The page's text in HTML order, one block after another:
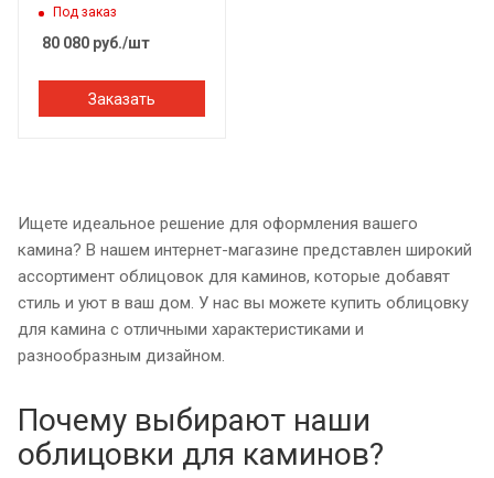
Под заказ
80 080 руб./шт
Заказать
Ищете идеальное решение для оформления вашего
камина? В нашем интернет-магазине представлен широкий
ассортимент облицовок для каминов, которые добавят
стиль и уют в ваш дом. У нас вы можете купить облицовку
для камина с отличными характеристиками и
разнообразным дизайном.
Почему выбирают наши
облицовки для каминов?